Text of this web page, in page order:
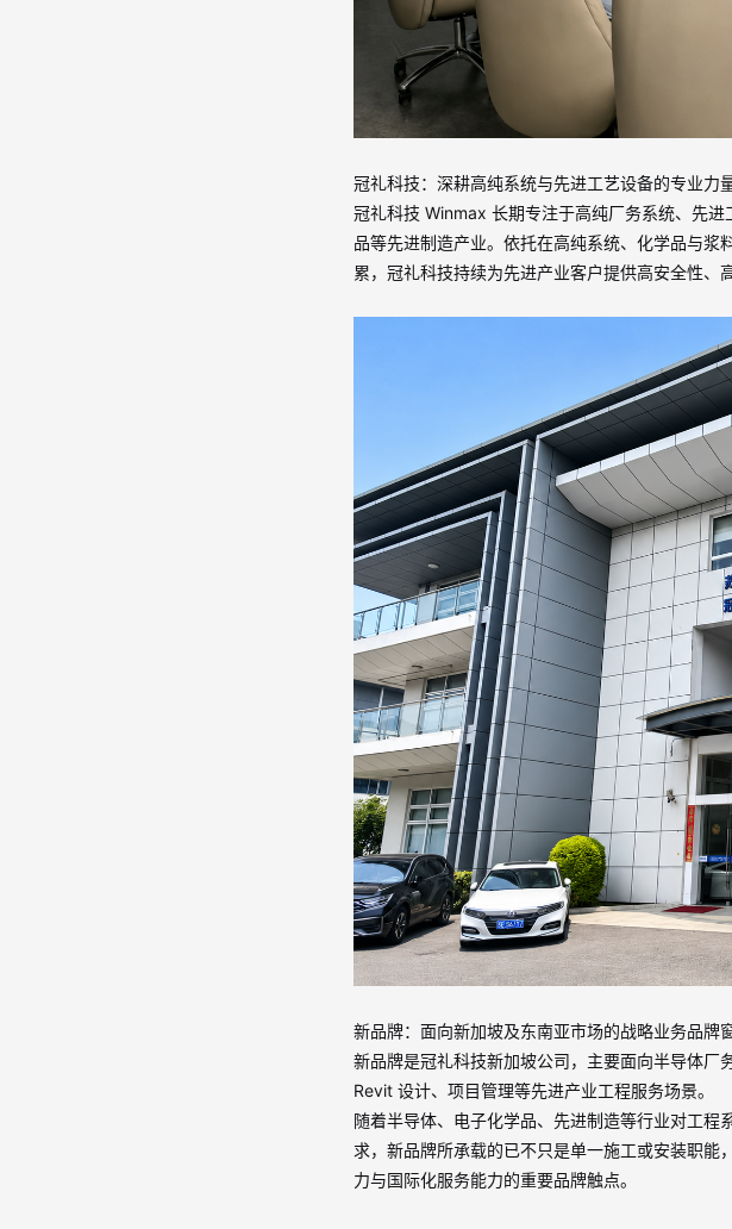
冠礼科技：深耕高纯系统与先进工艺设备的专业力
冠礼科技 Winmax 长期专注于高纯厂务系统、先
品等先进制造产业。依托在高纯系统、化学品与
累，冠礼科技持续为先进产业客户提供高安全性、
新品牌：面向新加坡及东南亚市场的战略业务品牌
新品牌是冠礼科技新加坡公司，主要面向半导体厂
Revit 设计、项目管理等先进产业工程服务场景。
随着半导体、电子化学品、先进制造等行业对工
求，新品牌所承载的已不只是单一施工或安装职
力与国际化服务能力的重要品牌触点。